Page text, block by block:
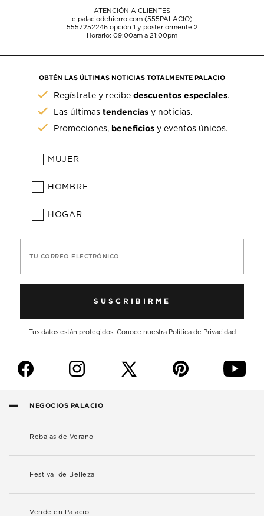
ATENCIÓN A CLIENTES
elpalaciodehierro.com (555PALACIO)
5557252246opción 1 y posteriormente 2
Horario: 09:00am a 21:00pm
OBTÉN LAS ÚLTIMAS NOTICIAS TOTALMENTE PALACIO
Regístrate y recibedescuentos especiales.
Las últimastendencias y noticias.
Promociones, beneficios y eventos únicos.
MUJER
HOMBRE
HOGAR
TU CORREO ELECTRÓNICO
SUSCRIBIRME
Tus datos están protegidos. Conoce nuestra Política de Privacidad
f i p y
NEGOCIOS PALACIO
Rebajas de Verano
Festival de Belleza
Vende en Palacio